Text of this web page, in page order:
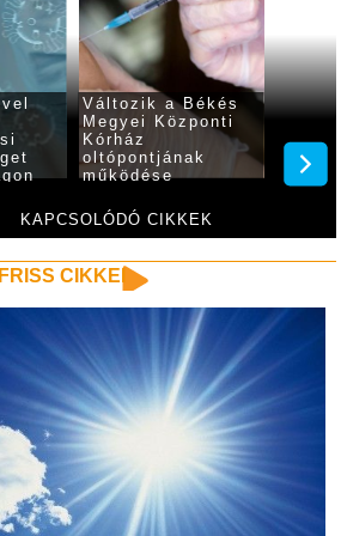
KAPCSOLÓDÓ CIKKEK
Változik a Békés
Megyei Központi
Kórház
oltópontjának
működése
6,421
az új
héten
CIKKEI